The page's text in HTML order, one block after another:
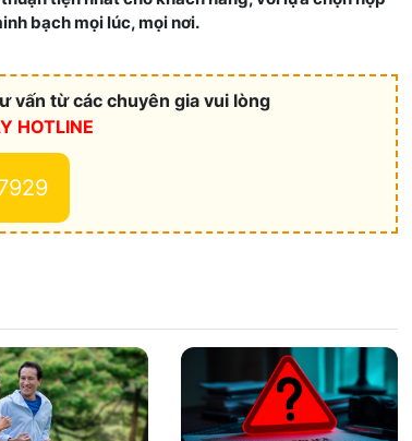
bạch mọi lúc, mọi nơi.
vấn từ các chuyên gia vui lòng
HOTLINE